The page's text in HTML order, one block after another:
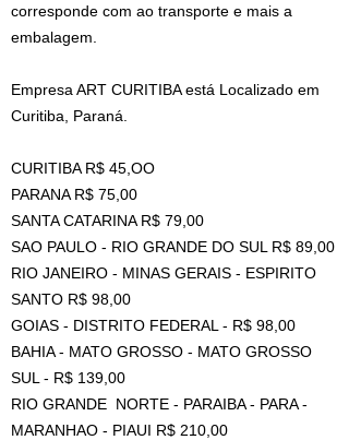
corresponde com ao transporte e mais a
embalagem.
Empresa ART CURITIBA está Localizado em
Curitiba, Paraná.
CURITIBA R$ 45,OO
PARANA R$ 75,00
SANTA CATARINA R$ 79,00
SAO PAULO - RIO GRANDE DO SUL R$ 89,00
RIO JANEIRO - MINAS GERAIS - ESPIRITO
SANTO R$ 98,00
GOIAS - DISTRITO FEDERAL - R$ 98,00
BAHIA - MATO GROSSO - MATO GROSSO
SUL - R$ 139,00
RIO GRANDE NORTE - PARAIBA - PARA -
MARANHAO - PIAUI R$ 210,00